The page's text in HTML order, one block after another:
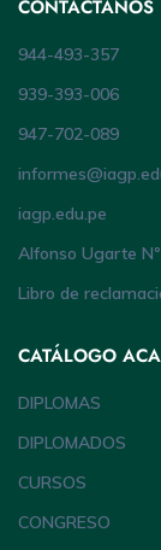
CONTÁCTANOS
944-493-357
939-393-006
947-702-089
iagp.edu.pe
Alfonso Ugarte
Libro de
CATÁLOGO
DIPLOMAS
DIPLOMADOS
CURSOS
CONGRESO